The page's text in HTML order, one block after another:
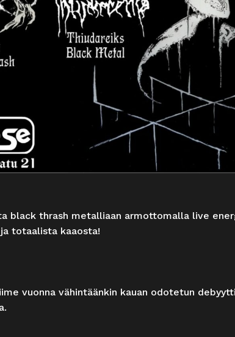
black thrash metalliaan armottomalla live
totaalista kaaosta!
vuonna vähintäänkin kauan odotetun